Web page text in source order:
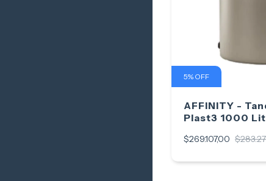
5% OFF
AFFINITY -
Plast3 1000
$269.107,00